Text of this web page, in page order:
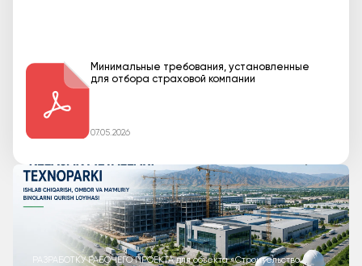
Минимальные требования, установленные
для отбора страховой компании
07.05.2026
РАЗРАБОТКУ РАБОЧЕГО ПРОЕКТА для объекта «Строительство